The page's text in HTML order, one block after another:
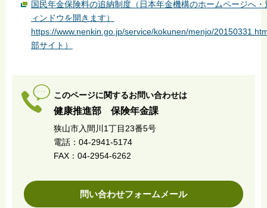
国民年金保険料の追納制度（日本年金機構のホームページへ・
ィンドウを開きます）
https://www.nenkin.go.jp/service/kokunen/menjo/
部サイト）
このページに関するお問い合わせは
健康推進部 保険年金課
狭山市入間川1丁目23番5号
電話：04-2941-5174
FAX：04-2954-6262
問い合わせフォームメール